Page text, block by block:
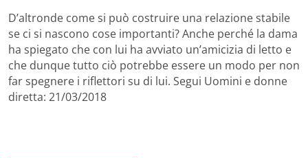
D’altronde come si può costruire una relazione stabile
se ci si nascono cose importanti? Anche perché la dama
ha spiegato che con lui ha avviato un’amicizia di letto e
che dunque tutto ciò potrebbe essere un modo per non
far spegnere i riflettori su di lui. Segui Uomini e donne
diretta: 21/03/2018